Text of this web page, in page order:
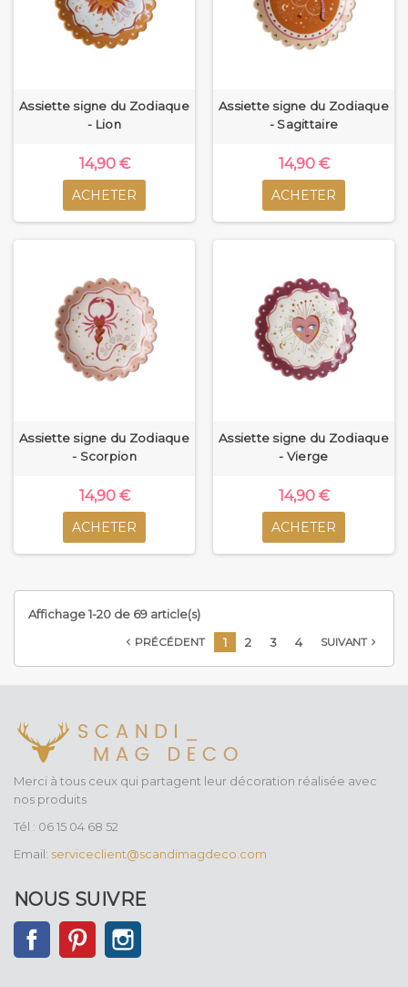
Assiette signe du Zodiaque
- Lion
14,90 €
ACHETER
Assiette signe du Zodiaque
- Sagittaire
14,90 €
ACHETER
Assiette signe du Zodiaque
- Scorpion
14,90 €
ACHETER
Assiette signe du Zodiaque
- Vierge
14,90 €
ACHETER
Affichage 1-20 de 69 article(s)
 PRÉCÉDENT 1 2 3 4 SUIVANT
Merci à tous ceux qui partagent leur décoration réalisée avec
nos produits
Tél : 06 15 04 68 52
Email: serviceclient@scandimagdeco.com
NOUS SUIVRE
FacebookPinterest